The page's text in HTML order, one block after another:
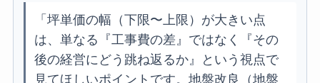
「坪単価の幅（下限〜上限）が大きい点
は、単なる『工事費の差』ではなく『その
後の経営にどう跳ね返るか』という視点で
見てほしいポイントです。地盤改良（地盤